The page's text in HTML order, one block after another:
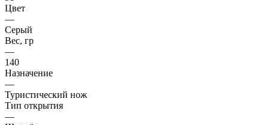
Цвет
—
Серый
Вес, гр
—
140
Назначение
—
Туристический нож
Тип открытия
—